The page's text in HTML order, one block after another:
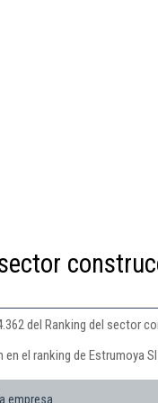
del Ranking del sector
el ranking de Estrumoya
empresa